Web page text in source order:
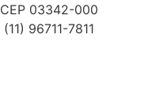
03342-000
96711-7811